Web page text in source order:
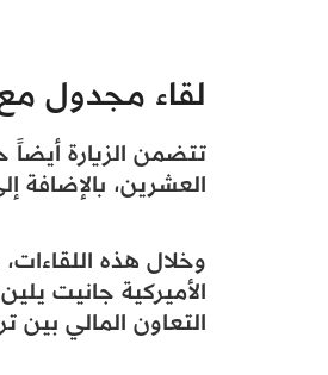
لقاء مجدول
تتضمن الزيارة
العشرين، بالإضافة
وخلال هذه
الأميركية جانيت
التعاون المالي